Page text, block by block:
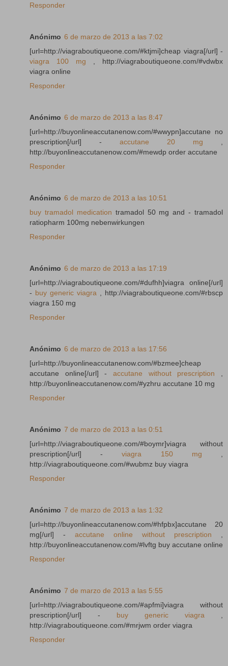
Responder
Anónimo 6 de marzo de 2013 a las 7:02
[url=http://viagraboutiqueone.com/#ktjmi]cheap viagra[/url] -
viagra 100 mg , http://viagraboutiqueone.com/#vdwbx
viagra online
Responder
Anónimo 6 de marzo de 2013 a las 8:47
[url=http://buyonlineaccutanenow.com/#wwypn]accutane no
prescription[/url] - accutane 20 mg
http://buyonlineaccutanenow.com/#mewdp order accutane
Responder
Anónimo 6 de marzo de 2013 a las 10:51
buy tramadol medication tramadol 50 mg and - tramadol
ratiopharm 100mg nebenwirkungen
Responder
Anónimo 6 de marzo de 2013 a las 17:19
[url=http://viagraboutiqueone.com/#dufhh]viagra online[/url]
- buy generic viagra , http://viagraboutiqueone.com/#rbscp
viagra 150 mg
Responder
Anónimo 6 de marzo de 2013 a las 17:56
[url=http://buyonlineaccutanenow.com/#bzmee]cheap
accutane online[/url] - accutane without prescription
http://buyonlineaccutanenow.com/#yzhru accutane 10 mg
Responder
Anónimo 7 de marzo de 2013 a las 0:51
[url=http://viagraboutiqueone.com/#boymr]viagra without
prescription[/url] -viagra 150 mg
http://viagraboutiqueone.com/#wubmz buy viagra
Responder
Anónimo 7 de marzo de 2013 a las 1:32
[url=http://buyonlineaccutanenow.com/#hfpbx]accutane 20
mg[/url] - accutane online without prescription
http://buyonlineaccutanenow.com/#lvftg buy accutane online
Responder
Anónimo 7 de marzo de 2013 a las 5:55
[url=http://viagraboutiqueone.com/#apfmi]viagra without
prescription[/url] - buy generic viagra
http://viagraboutiqueone.com/#mrjwm order viagra
Responder